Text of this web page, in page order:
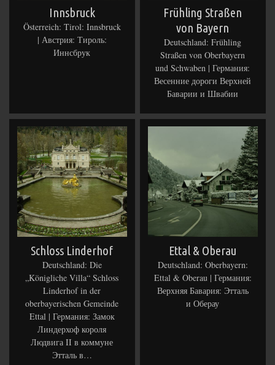
Innsbruck
Österreich: Tirol: Innsbruck
| Австрия: Тироль:
Иннсбрук
Frühling Straßen
von Bayern
Deutschland: Frühling
Straßen von Oberbayern
und Schwaben | Германия:
Весенние дороги Верхней
Баварии и Швабии
Schloss Linderhof
Deutschland: Die
„Königliche Villa“ Schloss
Linderhof in der
oberbayerischen Gemeinde
Ettal | Германия: Замок
Линдерхоф короля
Людвига II в коммуне
Этталь в…
Ettal & Oberau
Deutschland: Oberbayern:
Ettal & Oberau | Германия:
Верхняя Бавария: Этталь
и Оберау